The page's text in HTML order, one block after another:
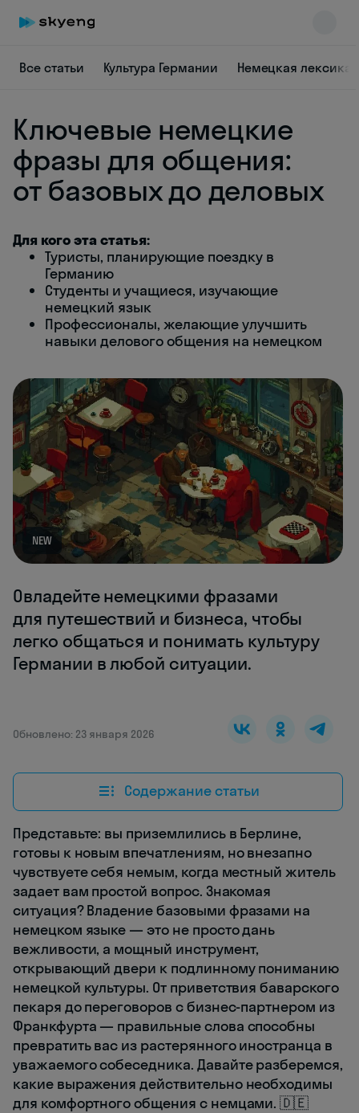
Все статьи Культура Германии Немецкая лексика
Ключевые немецкие
фразы для общения:
от базовых до деловых
Для кого эта статья:
Туристы, планирующие поездку в
Германию
Студенты и учащиеся, изучающие
немецкий язык
Профессионалы, желающие улучшить
навыки делового общения на немецком
NEW
Овладейте немецкими фразами
для путешествий и бизнеса, чтобы
легко общаться и понимать культуру
Германии в любой ситуации.
Обновлено: 23 января 2026
Содержание статьи
Представьте: вы приземлились в Берлине,
готовы к новым впечатлениям, но внезапно
чувствуете себя немым, когда местный житель
задает вам простой вопрос. Знакомая
ситуация? Владение базовыми фразами на
немецком языке — это не просто дань
вежливости, а мощный инструмент,
открывающий двери к подлинному пониманию
немецкой культуры. От приветствия баварского
пекаря до переговоров с бизнес-партнером из
Франкфурта — правильные слова способны
превратить вас из растерянного иностранца в
уважаемого собеседника. Давайте разберемся,
какие выражения действительно необходимы
для комфортного общения с немцами. 🇩🇪